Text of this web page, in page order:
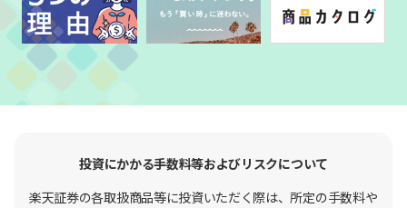
投資にかかる手数料等およびリスクについて
楽天証券の各取扱商品等に投資いただく際は、所定の手数料や